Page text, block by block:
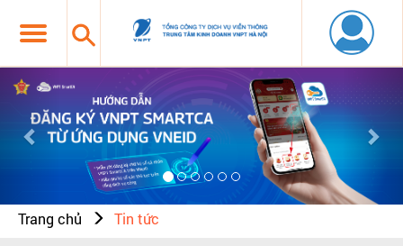
Previous
Trang chủ Tin tức